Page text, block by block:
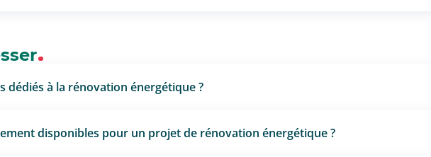
à la rénovation énergétique ?
disponibles pour un projet de rénovation énergétique ?